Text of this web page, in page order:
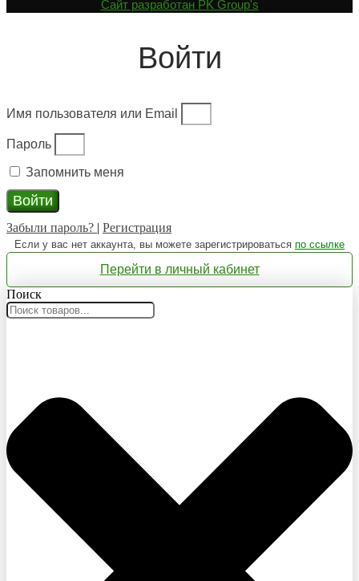
Cайт разработан PK Group's
Войти
Имя пользователя или Email
Пароль
Запомнить меня
Войти
Забыли пароль? | Регистрация
Если у вас нет аккаунта, вы можете зарегистрироваться по ссылке
Перейти в личный кабинет
Поиск